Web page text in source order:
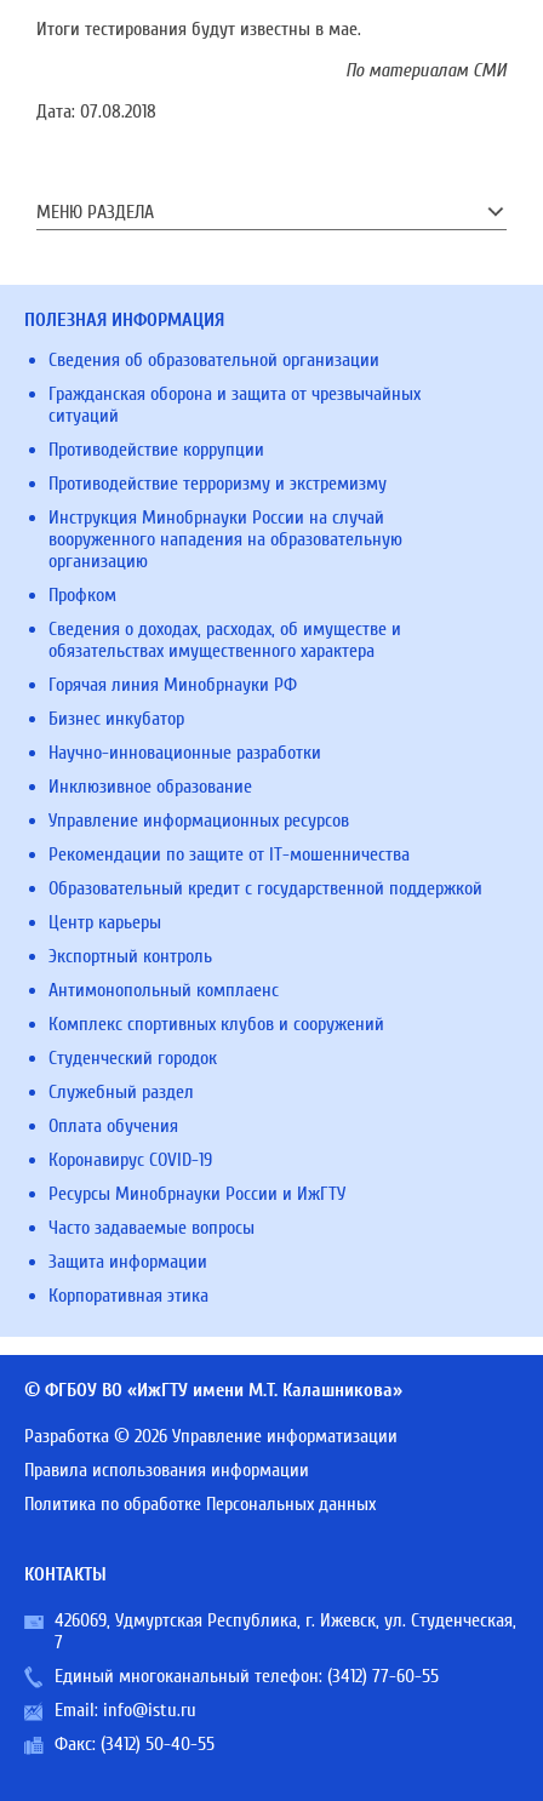
Итоги тестирования будут известны в мае.
По материалам СМИ
Дата: 07.08.2018
МЕНЮ РАЗДЕЛА
ПОЛЕЗНАЯ ИНФОРМАЦИЯ
Сведения об образовательной организации
Гражданская оборона и защита от чрезвычайных
ситуаций
Противодействие коррупции
Противодействие терроризму и экстремизму
Инструкция Минобрнауки России на случай
вооруженного нападения на образовательную
организацию
Профком
Сведения о доходах, расходах, об имуществе и
обязательствах имущественного характера
Горячая линия Минобрнауки РФ
Бизнес инкубатор
Научно-инновационные разработки
Инклюзивное образование
Управление информационных ресурсов
Рекомендации по защите от IT-мошенничества
Образовательный кредит с государственной поддержкой
Центр карьеры
Экспортный контроль
Антимонопольный комплаенс
Комплекс спортивных клубов и сооружений
Студенческий городок
Служебный раздел
Оплата обучения
Коронавирус COVID-19
Ресурсы Минобрнауки России и ИжГТУ
Часто задаваемые вопросы
Защита информации
Корпоративная этика
© ФГБОУ ВО «ИжГТУ имени М.Т. Калашникова»
Разработка © 2026 Управление информатизации
Правила использования информации
Политика по обработке Персональных данных
КОНТАКТЫ
426069, Удмуртская Республика, г. Ижевск, ул. Студенческая,
7
Единый многоканальный телефон: (3412) 77-60-55
Email: info@istu.ru
Факс: (3412) 50-40-55